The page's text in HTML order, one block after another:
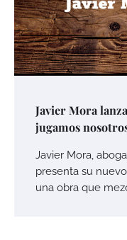
Javier Mora
jugamos
Javier Mora,
presenta su
una obra que